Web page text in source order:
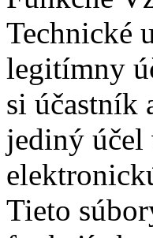
Technické
legitímny
si účastník
jediný účel
Tieto